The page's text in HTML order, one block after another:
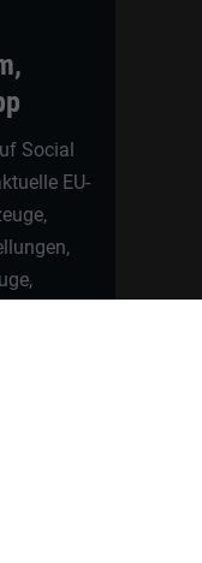
Social
EU-